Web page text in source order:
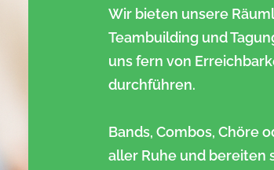
Wir bieten unsere
Teambuilding und
uns fern von
durchführen.
Bands, Combos, Chöre
aller Ruhe und bereiten